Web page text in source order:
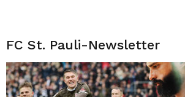
FC St. Pauli-Newsletter